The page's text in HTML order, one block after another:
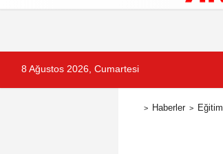
8 Ağustos 2026, Cumartesi
Haberler Eğitim